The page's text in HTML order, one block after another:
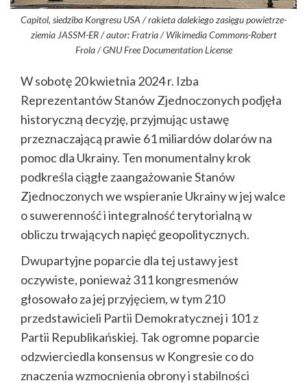
Capitol, siedziba Kongresu USA / rakieta dalekiego zasięgu powietrze-
ziemia JASSM-ER / autor: Fratria / Wikimedia Commons-Robert
Frola / GNU Free Documentation License
W sobotę 20 kwietnia 2024 r. Izba
Reprezentantów Stanów Zjednoczonych podjęła
historyczną decyzję, przyjmując ustawę
przeznaczającą prawie 61 miliardów dolarów na
pomoc dla Ukrainy. Ten monumentalny krok
podkreśla ciągłe zaangażowanie Stanów
Zjednoczonych we wspieranie Ukrainy w jej walce
o suwerenność i integralność terytorialną w
obliczu trwających napięć geopolitycznych.
Dwupartyjne poparcie dla tej ustawy jest
oczywiste, ponieważ 311 kongresmenów
głosowało za jej przyjęciem, w tym 210
przedstawicieli Partii Demokratycznej i 101 z
Partii Republikańskiej. Tak ogromne poparcie
odzwierciedla konsensus w Kongresie co do
znaczenia wzmocnienia obrony i stabilności